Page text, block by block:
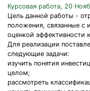
Курсовая работа, 20
Цель данной работы -
положения, связанные с
оценкой эффективности
Для реализации
следующие задачи:
изучить понятия
целом;
рассмотреть